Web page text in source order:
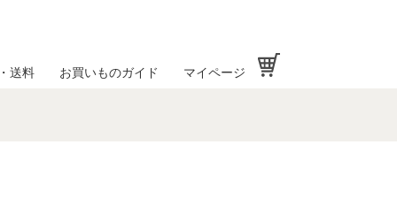
送料 お買いものガイド マイページ